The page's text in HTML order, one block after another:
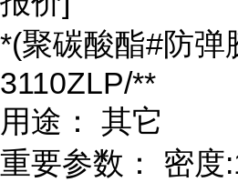
*(聚碳酸酯#防弹
3110ZLP/**
用途： 其它
重要参数： 密度